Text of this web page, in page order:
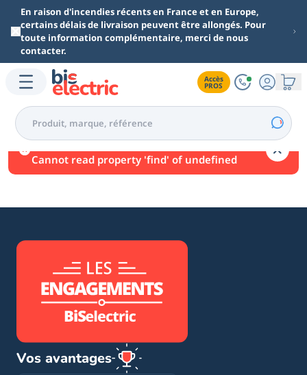
Aller au contenu principal
En raison d'incendies récents en France et en Europe,
certains délais de livraison peuvent être allongés. Pour
toute information complémentaire, merci de nous
contacter.
Accès
PROS
Une erreur est survenue.
Cannot read property 'find' of undefined
Vos avantages